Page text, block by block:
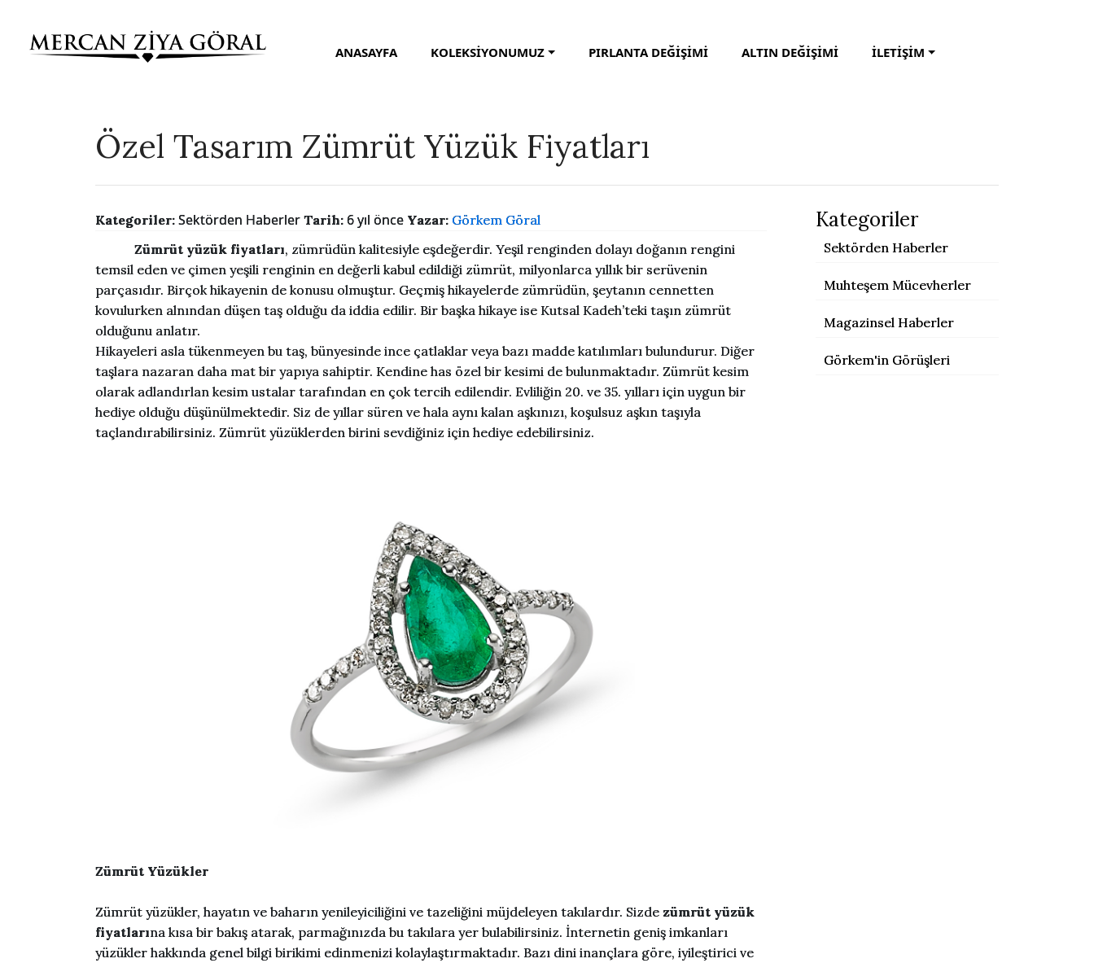
ANASAYFA KOLEKSİYONUMUZ PIRLANTA DEĞİŞİMİ ALTIN DEĞİŞİMİ İLETİŞİM
Özel Tasarım Zümrüt Yüzük Fiyatları
Kategoriler: Sektörden Haberler Tarih: 6 yıl önce Yazar: Görkem Göral
Zümrüt yüzük fiyatları, zümrüdün kalitesiyle eşdeğerdir. Yeşil renginden dolayı doğanın rengini
temsil eden ve çimen yeşili renginin en değerli kabul edildiği zümrüt, milyonlarca yıllık bir serüvenin
parçasıdır. Birçok hikayenin de konusu olmuştur. Geçmiş hikayelerde zümrüdün, şeytanın cennetten
kovulurken alnından düşen taş olduğu da iddia edilir. Bir başka hikaye ise Kutsal Kadeh’teki taşın zümrüt
olduğunu anlatır.
Hikayeleri asla tükenmeyen bu taş, bünyesinde ince çatlaklar veya bazı madde katılımları bulundurur. Diğer
taşlara nazaran daha mat bir yapıya sahiptir. Kendine has özel bir kesimi de bulunmaktadır. Zümrüt kesim
olarak adlandırlan kesim ustalar tarafından en çok tercih edilendir. Evliliğin 20. ve 35. yılları için uygun bir
hediye olduğu düşünülmektedir. Siz de yıllar süren ve hala aynı kalan aşkınızı, koşulsuz aşkın taşıyla
taçlandırabilirsiniz. Zümrüt yüzüklerden birini sevdiğiniz için hediye edebilirsiniz.
Zümrüt Yüzükler
Zümrüt yüzükler, hayatın ve baharın yenileyiciliğini ve tazeliğini müjdeleyen takılardır. Sizde zümrüt yüzük
fiyatlarına kısa bir bakış atarak, parmağınızda bu takılara yer bulabilirsiniz. İnternetin geniş imkanları
yüzükler hakkında genel bilgi birikimi edinmenizi kolaylaştırmaktadır. Bazı dini inançlara göre, iyileştirici ve
Kategoriler
Sektörden Haberler
Muhteşem Mücevherler
Magazinsel Haberler
Görkem'in Görüşleri